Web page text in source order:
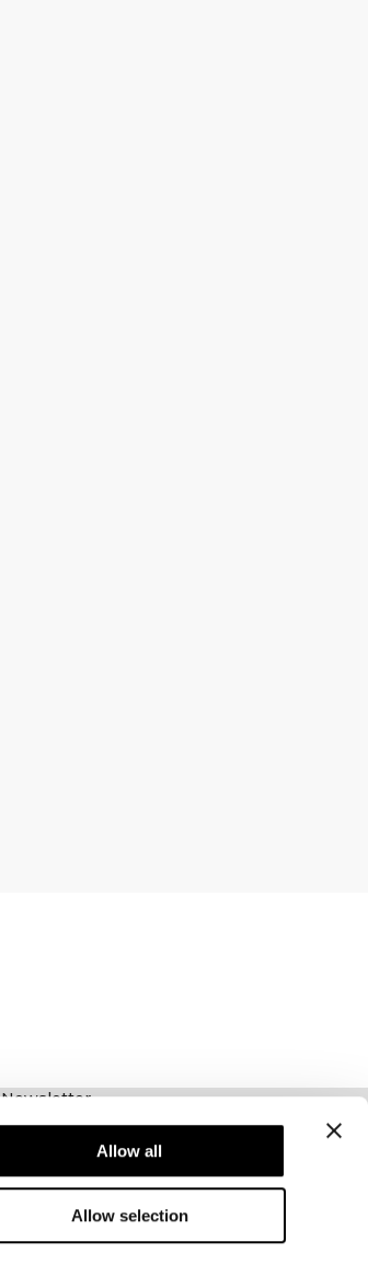
Allow all
Allow selection
Newsletter
Abonnieren Sie unseren Newsletter! Erhalten
Sie exklusive Angebote, unsere neuesten
Nachrichten und vieles mehr.